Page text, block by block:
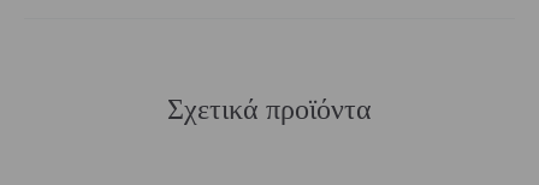
Σχετικά προϊόντα